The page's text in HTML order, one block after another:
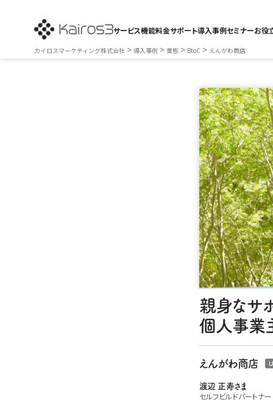
サービス機能料金サポート導入事例セミナーお役
カイロスマーケティング株式会社 > 導入事例 > 業態 > BtoC > えんがわ商店
親身なサ
個人事業
えんがわ商店
渡辺 正寿さま
セルフビルドパートナー